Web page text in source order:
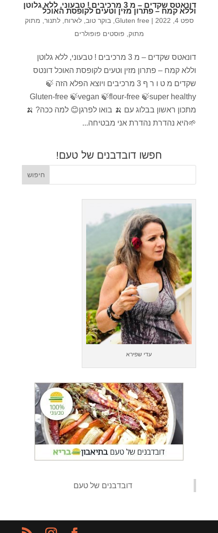
דונאטס שקדים – מ 3 מרכיבים ! טבעוני, ללא גלוטן
וללא קמח – פתרון מזין וטעים לקופסת האוכל
ספט 4, 2022 |
Gluten free בוקר טוב ,לארוח ,לתנור מתוק
מתוק פוסטים פופולרים
דונאטס שקדים – מ 3 מרכיבים ! טבעוני, ללא גלוטן
וללא קמח – פתרון מזין וטעים לקופסת האוכל דונטס
שקדים מ ט ו ר ף 3 מרכיבים ויוצא הפלא הזה 🍃
Gluten-free 🍃vegan 🍃flour-free 🍃super healthy
מתכון ראשון בבלוג עם 🍌 בואו לפרגן😊 למה ככה? 🍌
🌱היא נהדרת נהדרת אני מבטיחה...
חפשו דובדבנים של טעם!
עדי שפירא
‏דובדבנים של טעם‏